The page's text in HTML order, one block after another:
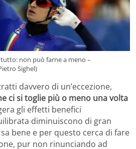
non può farne a meno –
Sighel)
davvero di un’eccezione,
ci si toglie più o meno una volta
gli effetti benefici
diminuiscono di gran
bene e per questo cerca di fare
pur non rinunciando ad